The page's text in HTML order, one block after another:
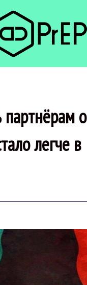
о
легче в